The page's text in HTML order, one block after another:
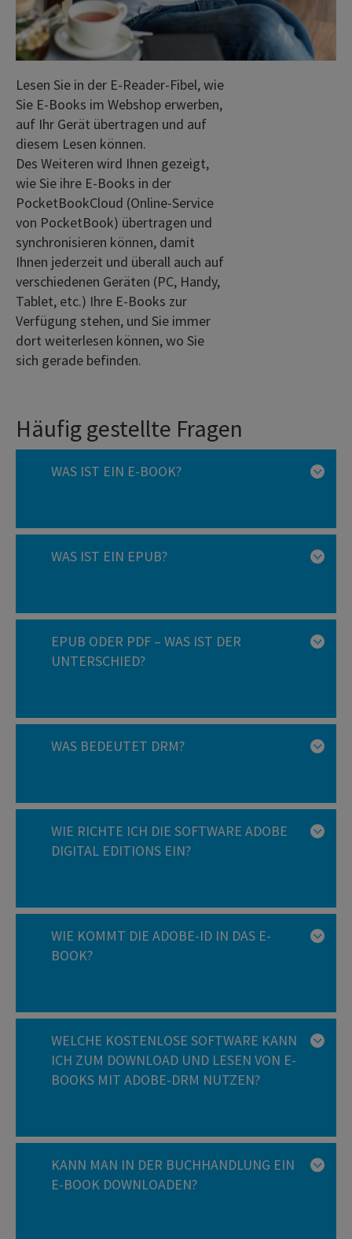
Lesen Sie in der E-Reader-Fibel, wie
Sie E-Books im Webshop erwerben,
auf Ihr Gerät übertragen und auf
diesem Lesen können.
Des Weiteren wird Ihnen gezeigt,
wie Sie ihre E-Books in der
PocketBookCloud (Online-Service
von PocketBook) übertragen und
synchronisieren können, damit
Ihnen jederzeit und überall auch auf
verschiedenen Geräten (PC, Handy,
Tablet, etc.) Ihre E-Books zur
Verfügung stehen, und Sie immer
dort weiterlesen können, wo Sie
sich gerade befinden.
Häufig gestellte Fragen
WAS IST EIN E-BOOK?
WAS IST EIN EPUB?
EPUB ODER PDF – WAS IST DER
UNTERSCHIED?
WAS BEDEUTET DRM?
WIE RICHTE ICH DIE SOFTWARE ADOBE
DIGITAL EDITIONS EIN?
WIE KOMMT DIE ADOBE-ID IN DAS E-
BOOK?
WELCHE KOSTENLOSE SOFTWARE KANN
ICH ZUM DOWNLOAD UND LESEN VON E-
BOOKS MIT ADOBE-DRM NUTZEN?
KANN MAN IN DER BUCHHANDLUNG EIN
E-BOOK DOWNLOADEN?